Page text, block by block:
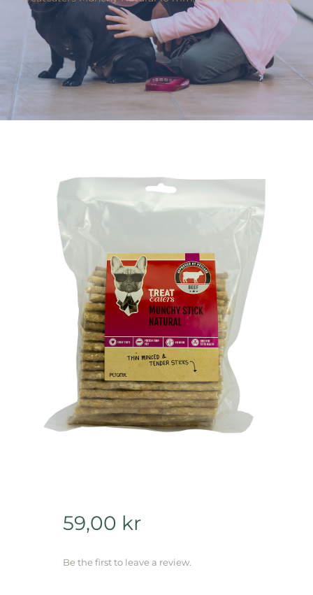
Varumärken
Hand i Tass
59,00 kr
Be the first to leave a review.